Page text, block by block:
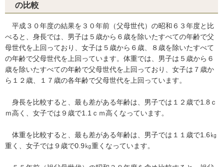
の比較
平成３０年度の結果を３０年前（父母世代）の昭和６３年度と比
べると、身長では、男子は５歳から６歳を除いたすべての年齢で父
母世代を上回っており、女子は５歳から６歳、８歳を除いたすべて
の年齢で父母世代を上回っています。体重では、男子は５歳から６
歳を除いたすべての年齢で父母世代を上回っており、女子は７歳か
ら１２歳、１７歳の各年齢で父母世代を上回っています。
身長を比較すると、最も差がある年齢は、男子では１２歳で1.8ｃ
ｍ高く、女子では９歳で1.1ｃｍ高くなっています。
体重を比較すると、最も差がある年齢は、男子では１１歳で1.6㎏
重く、女子では９歳で0.9㎏重くなっています。